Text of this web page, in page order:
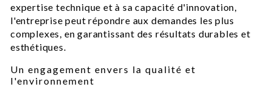
expertise technique et à sa capacité d'innovation,
l'entreprise peut répondre aux demandes les plus
complexes, en garantissant des résultats durables et
esthétiques.
Un engagement envers la qualité et
l'environnement